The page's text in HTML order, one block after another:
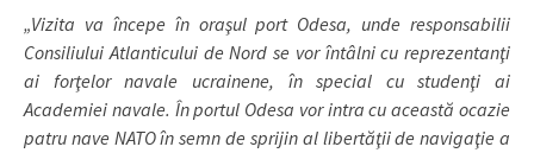
„Vizita va începe în oraşul port Odesa, unde responsabilii
Consiliului Atlanticului de Nord se vor întâlni cu reprezentanţi
ai forţelor navale ucrainene, în special cu studenţi ai
Academiei navale. În portul Odesa vor intra cu această ocazie
patru nave NATO în semn de sprijin al libertăţii de navigaţie a